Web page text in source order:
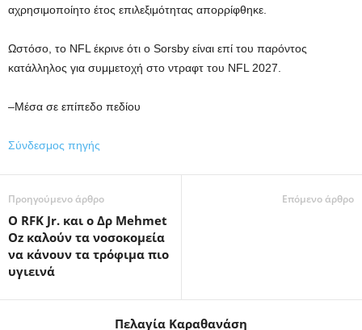
αχρησιμοποίητο έτος επιλεξιμότητας απορρίφθηκε.
Ωστόσο, το NFL έκρινε ότι ο Sorsby είναι επί του παρόντος
κατάλληλος για συμμετοχή στο ντραφτ του NFL 2027.
–Μέσα σε επίπεδο πεδίου
Σύνδεσμος πηγής
Προηγούμενο άρθρο
Ο RFK Jr. και ο Δρ Mehmet
Oz καλούν τα νοσοκομεία
να κάνουν τα τρόφιμα πιο
υγιεινά
Επόμενο άρθρο
Πελαγία Καραθανάση